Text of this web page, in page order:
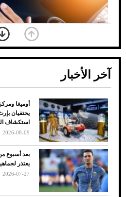
ضعف تبريد مكيف السيارة
الأسباب والحلول
آخر الأخبار
أوميغا
استكشاف
2026-08-09
بعد أسبوع
يعتذر
2026-07-27